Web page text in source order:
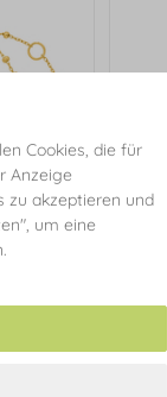
Cookies, die für
Anzeige
zu akzeptieren und
um eine